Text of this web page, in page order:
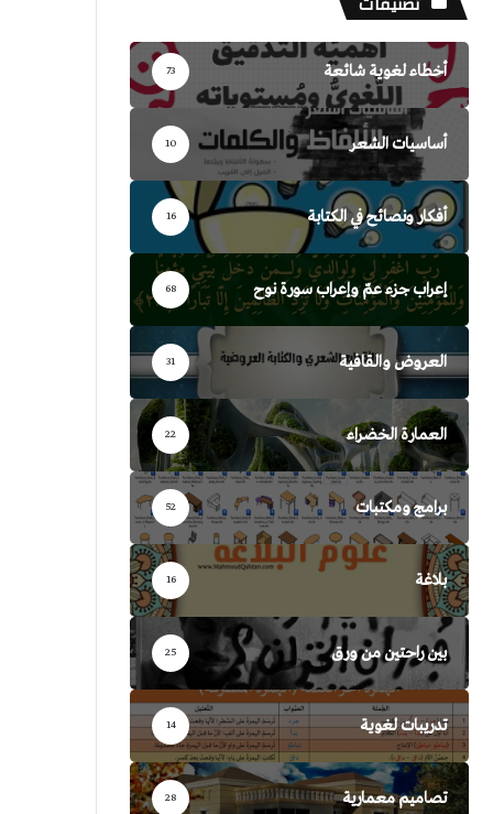
أخطاء لغوية شائعة 73
أساسيات الشعر 10
أفكار ونصائح في الكتابة 16
إعراب جزء عمّ وإعراب سورة نوح 68
العروض والقافية 31
العمارة الخضراء 22
برامج ومكتبات 52
بلاغة 16
بين راحتين من ورق 25
تدريبات لغوية 14
تصاميم معمارية 28